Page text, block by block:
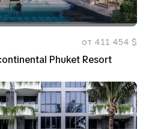
от 411 454 $
Phuket Resort